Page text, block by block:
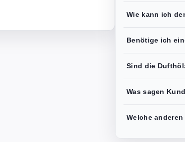
Wie kann ich
Benötige ich
Sind die
Was sagen
Welche